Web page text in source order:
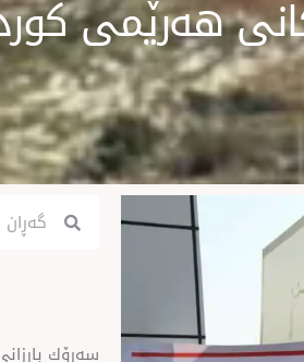
هەرێمی
Search
Search